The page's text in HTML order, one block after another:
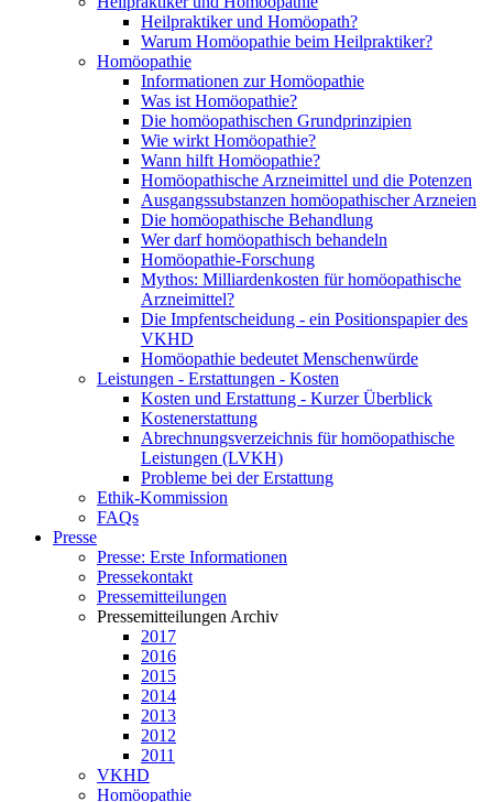
Heilpraktiker und Homöopath?
Warum Homöopathie beim Heilpraktiker?
Homöopathie
Informationen zur Homöopathie
Was ist Homöopathie?
Die homöopathischen Grundprinzipien
Wie wirkt Homöopathie?
Wann hilft Homöopathie?
Homöopathische Arzneimittel und die Potenzen
Ausgangssubstanzen homöopathischer Arzneien
Die homöopathische Behandlung
Wer darf homöopathisch behandeln
Homöopathie-Forschung
Mythos: Milliardenkosten für homöopathische
Arzneimittel?
Die Impfentscheidung - ein Positionspapier des
VKHD
Homöopathie bedeutet Menschenwürde
Leistungen - Erstattungen - Kosten
Kosten und Erstattung - Kurzer Überblick
Kostenerstattung
Abrechnungsverzeichnis für homöopathische
Leistungen (LVKH)
Probleme bei der Erstattung
Ethik-Kommission
FAQs
Presse
Presse: Erste Informationen
Pressekontakt
Pressemitteilungen
Pressemitteilungen Archiv
2017
2016
2015
2014
2013
2012
2011
VKHD
Homöopathie